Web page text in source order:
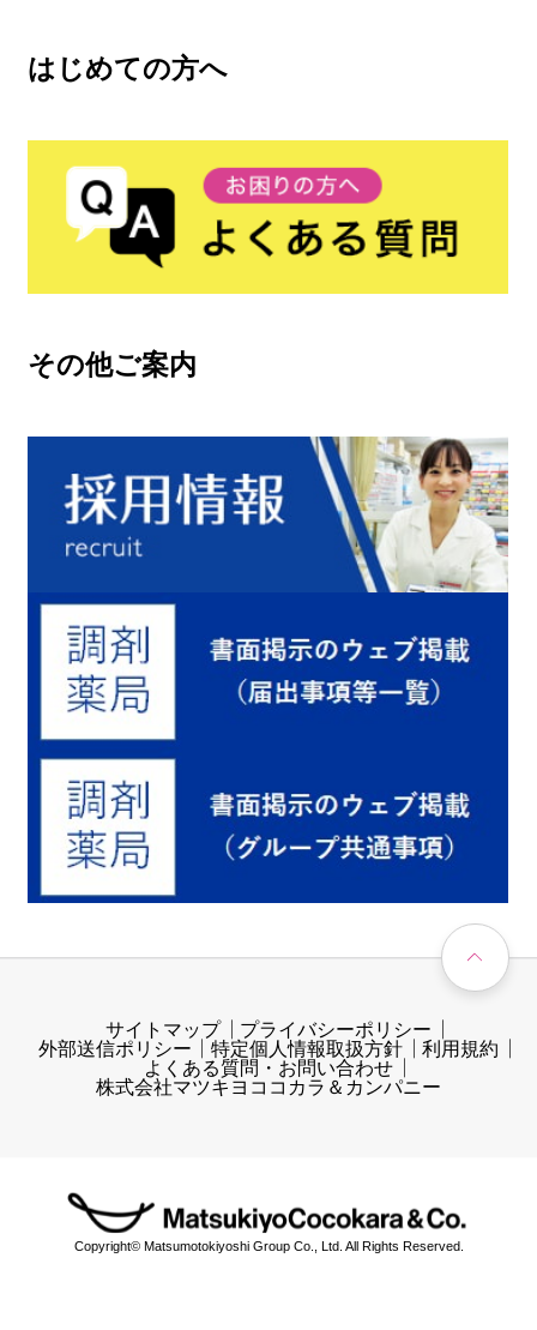
はじめての方へ
その他ご案内
サイトマップ
プライバシーポリシー
外部送信ポリシー
特定個人情報取扱方針
利用規約
よくある質問・お問い合わせ
株式会社マツキヨココカラ＆カンパニー
Copyright© Matsumotokiyoshi Group Co., Ltd. All Rights Reserved.